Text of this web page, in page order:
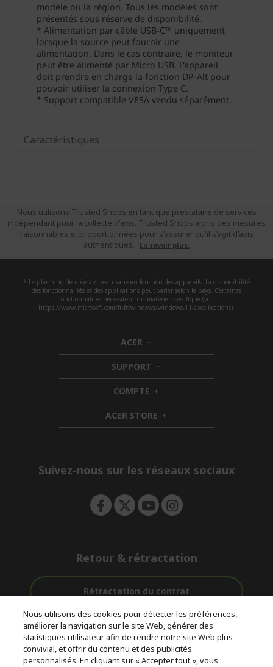
Caractéristiques
Nous utilisons Trusted Shops en tant que prestataire de services
indépendant pour la collecte d'avis. Trusted Shops a pris des mesures
raisonnables et proportionnées pour s'assurer qu'il s'agit d'avis
authentiques.
En savoir plus.
* Le planning de mise à niveau varie en fonction des appareils. La disponibilité
des fonctionnalités et des applications peut varier selon le pays. Certaines
fonctionnalités nécessitent un matériel spécifique (voir
https://www.microsoft.com/fr-fr/windows/windows-11-specifications).
ACER h
i
d
d
e
n
SUPPORT h
i
d
d
e
n
COMPTE h
i
d
d
ACER STORE h
i
e
Suivez-nous sur les réseaux sociaux
Retour & rétractation
Rétractation du contrat
Livraison
Gratuite
Accompagnement
avant et après-
vente
Avec 0%
D'intérêt
Nous utilisons des cookies pour détecter les préférences,
améliorer la navigation sur le site Web, générer des
statistiques utilisateur afin de rendre notre site Web plus
convivial, et offrir du contenu et des publicités
personnalisés. En cliquant sur « Accepter tout », vous